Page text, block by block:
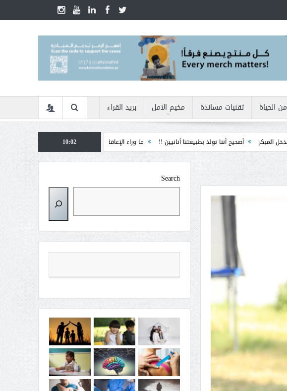
من الحياة تقنيات مساندة مخيم الامل بريد القراء
أصحيح أننا نولد بطبيعتنا أنانيين !! ما وراء الإعاقة الأمن السيبراني في زمن الأزمات ... كيف نحمي
10:02
Search